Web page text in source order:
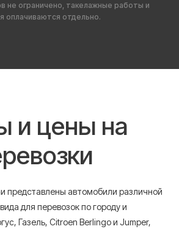
не ограничено, такелажные работы и
оплачиваются отдельно.
и цены на
представлены автомобили различной
для перевозок по городу и
Газель, Citroen Berlingo и Jumper,